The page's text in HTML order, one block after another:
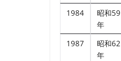
1984
昭和59
年
1987
昭和62
年